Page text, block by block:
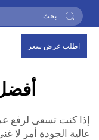
اطلب عرض سعر
إذا كنت تسعى لرفع
عالية الجودة أمر لا